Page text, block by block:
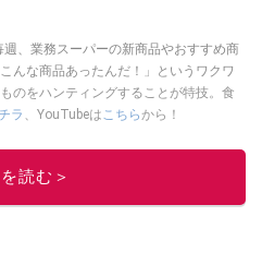
、業務スーパーの新商品やおすすめ商
んな商品あったんだ！」というワクワ
のをハンティングすることが特技。食
ラ 、YouTubeは こちらから！
イチオシストの他の記事を読む
読む＞